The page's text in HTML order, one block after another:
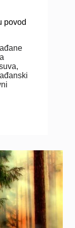
povod